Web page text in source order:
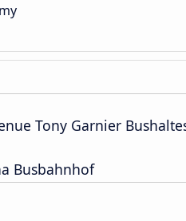
Tony Garnier
Busbahnhof